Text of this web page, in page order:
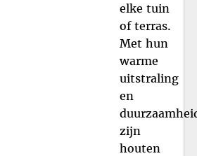
elke tuin
of terras.
Met hun
warme
uitstraling
en
zijn
houten